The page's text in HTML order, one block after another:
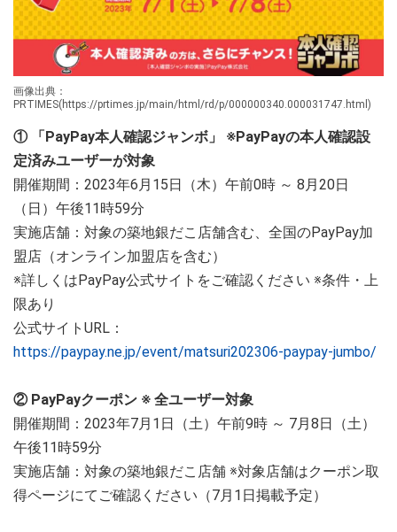
画像出典：
PRTIMES(https://prtimes.jp/main/html/rd/p/000000340.000031747.html)
① 「PayPay本人確認ジャンボ」 ※PayPayの本人確認設
定済みユーザーが対象
開催期間：2023年6月15日（木）午前0時 ～ 8月20日
（日）午後11時59分
実施店舗：対象の築地銀だこ店舗含む、全国のPayPay加
盟店（オンライン加盟店を含む）
※詳しくはPayPay公式サイトをご確認ください ※条件・上
限あり
公式サイトURL：
https://paypay.ne.jp/event/matsuri202306-paypay-jumbo/
② PayPayクーポン ※ 全ユーザー対象
開催期間：2023年7月1日（土）午前9時 ～ 7月8日（土）
午後11時59分
実施店舗：対象の築地銀だこ店舗 ※対象店舗はクーポン取
得ページにてご確認ください（7月1日掲載予定）